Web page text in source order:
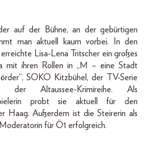
auf der Bühne, an der gebürtigen
man aktuell kaum vorbei. In den
Lisa-Lena Tritscher ein großes
mit ihren Rollen in „M – eine Stadt
SOKO Kitzbühel, der TV-Serie
der Altaussee-Krimireihe. Als
probt sie aktuell für den
Haag. Außerdem ist die Steirerin als
für Ö1 erfolgreich.